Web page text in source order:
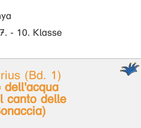
- 10. Klasse
(Bd. 1)
dell'acqua
canto delle